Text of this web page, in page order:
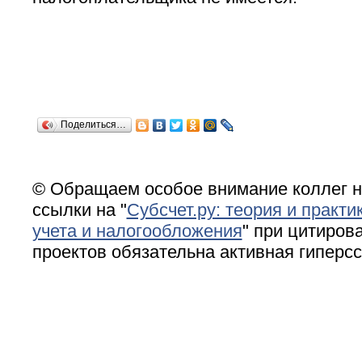
Поделиться…
© Обращаем особое внимание коллег
ссылки на "Субсчет.ру: теория и
учета и налогообложения" при
проектов обязательна активная